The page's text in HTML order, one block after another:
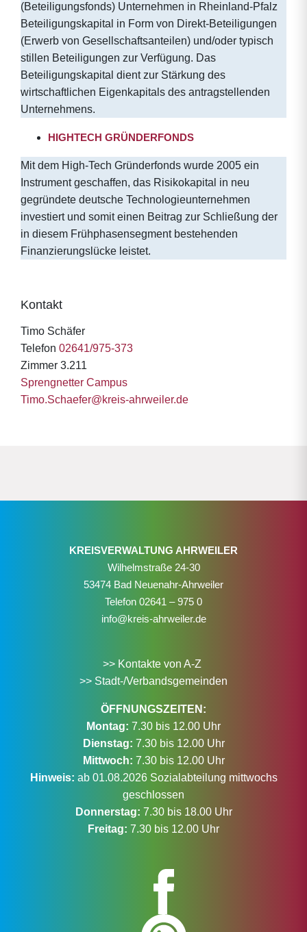
(Beteiligungsfonds) Unternehmen in Rheinland-Pfalz
Beteiligungskapital in Form von Direkt-Beteiligungen
(Erwerb von Gesellschaftsanteilen) und/oder typisch
stillen Beteiligungen zur Verfügung. Das
Beteiligungskapital dient zur Stärkung des
wirtschaftlichen Eigenkapitals des antragstellenden
Unternehmens.
HIGHTECH GRÜNDERFONDS
Mit dem High-Tech Gründerfonds wurde 2005 ein
Instrument geschaffen, das Risikokapital in neu
gegründete deutsche Technologieunternehmen
investiert und somit einen Beitrag zur Schließung der
in diesem Frühphasensegment bestehenden
Finanzierungslücke leistet.
Kontakt
Timo Schäfer
Telefon 02641/975-373
Zimmer 3.211
Sprengnetter Campus
Timo.Schaefer@kreis-ahrweiler.de
KREISVERWALTUNG AHRWEILER
Wilhelmstraße 24-30
53474 Bad Neuenahr-Ahrweiler
Telefon 02641 – 975 0
info@kreis-ahrweiler.de
>> Kontakte von A-Z
>> Stadt-/Verbandsgemeinden
ÖFFNUNGSZEITEN:
Montag: 7.30 bis 12.00 Uhr
Dienstag: 7.30 bis 12.00 Uhr
Mittwoch: 7.30 bis 12.00 Uhr
Hinweis: ab 01.08.2026 Sozialabteilung mittwochs
geschlossen
Donnerstag: 7.30 bis 18.00 Uhr
Freitag: 7.30 bis 12.00 Uhr